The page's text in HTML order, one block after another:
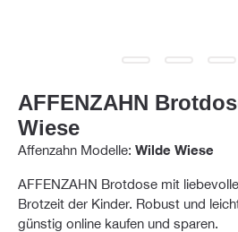
AFFENZAHN
Wiese
Affenzahn Modelle: Wilde Wiese
AFFENZAHN Brotdose mit
Brotzeit der Kinder. Robust und
günstig online kaufen und sparen.